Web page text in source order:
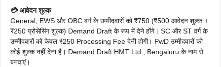
💳 आवेदन शुल्क
General, EWS और OBC वर्ग के उम्मीदवारों को ₹750 (₹500 आवेदन शुल्क +
₹250 प्रोसेसिंग शुल्क) Demand Draft के रूप में देने होंगे। SC और ST वर्ग के
उम्मीदवारों को केवल ₹250 Processing Fee देनी होगी। PwD उम्मीदवारों को
कोई शुल्क नहीं देना है। Demand Draft HMT Ltd., Bengaluru के नाम से
बनवाएं।